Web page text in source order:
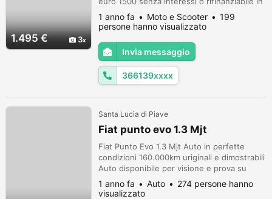
1.495 € 3
altre 24 mini rate di euro 69* -
FINANZIAMENTO NON VINCOLANTE
ALL'ACQUISTO- **inconfondibile grinta da
café racer, ma anche straordinariamente
moderna NUOVA CROSSFIRE 125cc **
PROMO NEW BRIXTON CROSSFIRE 125cc A
LIQUIDO+ABS (DA...
1 anno fa Moto e Scooter
199
persone hanno visualizzato
Invia messaggio
366139xxxx
Santa Lucia di Piave
Fiat punto evo 1.3 Mjt
Fiat Punto Evo 1.3 Mjt Auto in perfette
condizioni 160.000km uriginali e dimostrabili
Auto disponibile per visione e prova su
appuntamento. Prezzo trattabile No
perditempo Per qualunque informazione
1 anno fa Auto
274 persone hanno
visualizzato